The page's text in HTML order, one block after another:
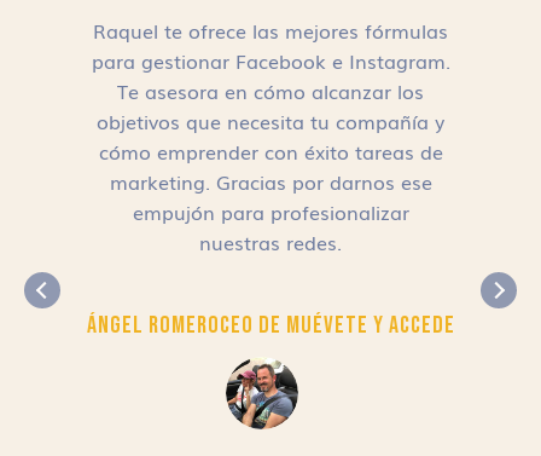
Raquel te ofrece las mejores fórmulas
para gestionar Facebook e Instagram.
Te asesora en cómo alcanzar los
objetivos que necesita tu compañía y
cómo emprender con éxito tareas de
marketing. Gracias por darnos ese
empujón para profesionalizar
nuestras redes.
Ángel RomeroCEO de Muévete y Accede